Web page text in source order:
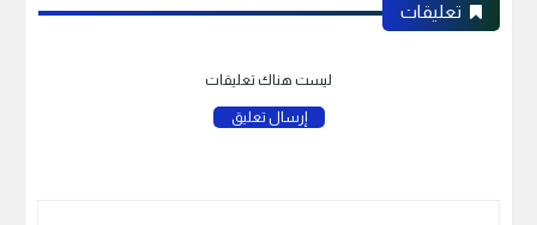
تعليقات
ليست هناك تعليقات
إرسال تعليق